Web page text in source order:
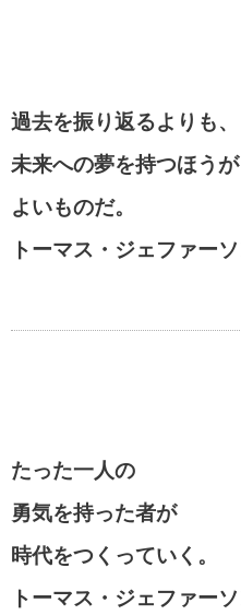
過去を振り返るよりも、
未来への夢を持つほうが
よいものだ。
トーマス・ジェファーソ
たった一人の
勇気を持った者が
時代をつくっていく。
トーマス・ジェファー